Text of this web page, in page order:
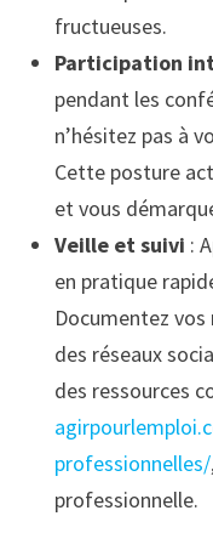
fructueuses.
Participation
pendant les
n’hésitez pas à
Cette posture
et vous
Veille et suivi :
en pratique
Documentez
des réseaux
des ressources
professionnelles/
professionnelle.